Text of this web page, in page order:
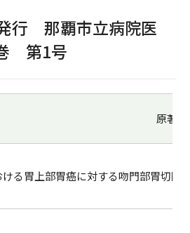
行 那覇市立病院医
第1号
原著
ける胃上部胃癌に対する吻門部胃切除